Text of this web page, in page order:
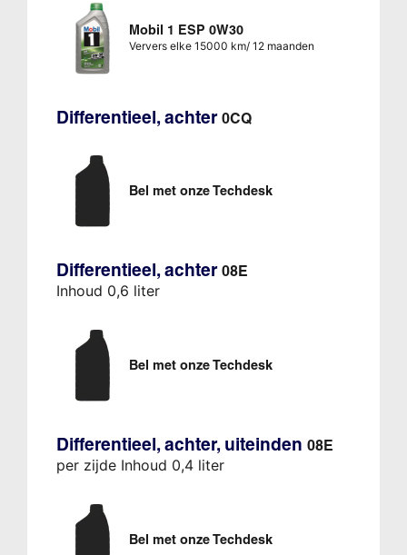
Mobil 1 ESP 0W30
Ververs elke 15000 km/ 12 maanden
Differentieel, achter 0CQ
Bel met onze Techdesk
Differentieel, achter 08E
Inhoud 0,6 liter
Bel met onze Techdesk
Differentieel, achter, uiteinden 08E
per zijde Inhoud 0,4 liter
Bel met onze Techdesk